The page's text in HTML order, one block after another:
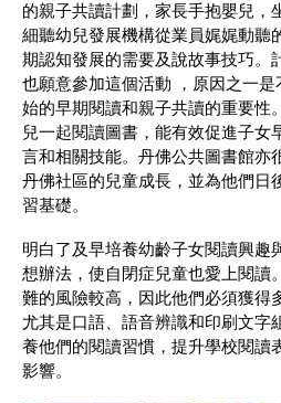
的親子共讀計劃，家長手抱嬰兒，
細聽幼兒發展機構從業員娓娓動聽
期認知發展的需要及說故事技巧。
也願意參加這個活動 ，原因之一
始的早期閱讀和親子共讀的重要性
兒一起閱讀圖書，能有效促進子女
言和相關技能。丹佛公共圖書館亦
丹佛社區的兒童成長，並為他們日
習基礎。
明白了及早培養幼齡子女閱讀興趣
想辦法，使自閉症兒童也愛上閱讀
難的風險較高，因此他們必須獲得
尤其是口語、語音辨識和印刷文字
養他們的閱讀習慣，提升學校閱讀
影響。